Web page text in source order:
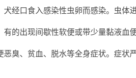
口食入感染性虫卵而感染。虫体进
有的出现间歇性软便或带少量黏液血
恶臭、贫血、脱水等全身症状。症状